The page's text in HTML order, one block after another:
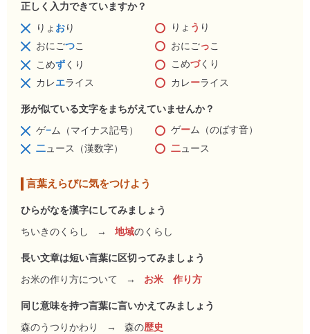
正しく入力できていますか？
りょ おり りょ う り
おにごつこ おにごっこ
こめずくり こめづくり
カレエライス カレーライス
形が似ている文字をまちがえていませんか？
ゲ−ム（マイナス記号） ゲーム（のばす音）
二ュース（漢数字） 二ュース
言葉えらびに気をつけよう
ひらがなを漢字にしてみましょう
ちいきのくらし
→ 地域のくらし
長い文章は短い言葉に区切ってみましょう
お米の作り方について
→ お米 作り方
同じ意味を持つ言葉に言いかえてみましょう
森のうつりかわり
→ 森の歴史